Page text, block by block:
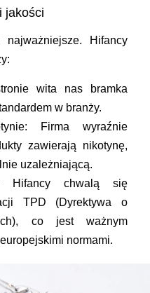
jakości
Hifancy
wita nas bramka
w branży.
Firma wyraźnie
zawierają nikotynę,
uzależniającą.
Hifancy chwalą się
TPD (Dyrektywa o
co jest ważnym
normami.